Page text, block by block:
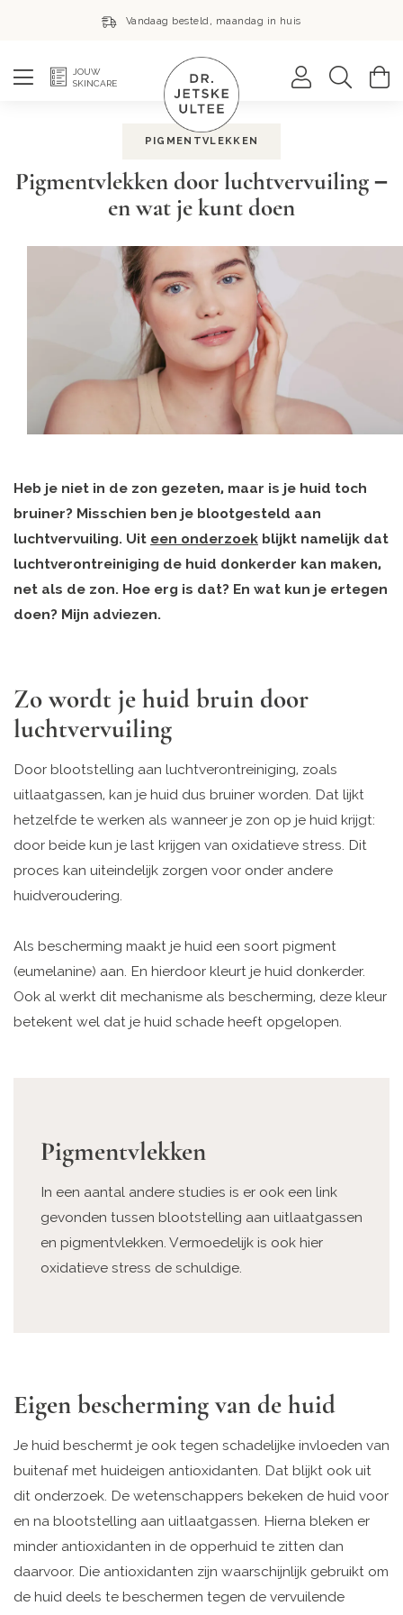
Vandaag besteld, maandag in huis
Zoek
JOUW
SKINCARE
PIGMENTVLEKKEN
Pigmentvlekken door luchtvervuiling –
en wat je kunt doen
Heb je niet in de zon gezeten, maar is je huid toch
bruiner? Misschien ben je blootgesteld aan
luchtvervuiling. Uit een onderzoek blijkt namelijk dat
luchtverontreiniging de huid donkerder kan maken,
net als de zon. Hoe erg is dat? En wat kun je ertegen
doen? Mijn adviezen.
Zo wordt je huid bruin door
luchtvervuiling
Door blootstelling aan luchtverontreiniging, zoals
uitlaatgassen, kan je huid dus bruiner worden. Dat lijkt
hetzelfde te werken als wanneer je zon op je huid krijgt:
door beide kun je last krijgen van oxidatieve stress. Dit
proces kan uiteindelijk zorgen voor onder andere
huidveroudering.
Als bescherming maakt je huid een soort pigment
(eumelanine) aan. En hierdoor kleurt je huid donkerder.
Ook al werkt dit mechanisme als bescherming, deze kleur
betekent wel dat je huid schade heeft opgelopen.
Pigmentvlekken
In een aantal andere studies is er ook een link
gevonden tussen blootstelling aan uitlaatgassen
en pigmentvlekken. Vermoedelijk is ook hier
oxidatieve stress de schuldige.
Eigen bescherming van de huid
Je huid beschermt je ook tegen schadelijke invloeden van
buitenaf met huideigen antioxidanten. Dat blijkt ook uit
dit onderzoek. De wetenschappers bekeken de huid voor
en na blootstelling aan uitlaatgassen. Hierna bleken er
minder antioxidanten in de opperhuid te zitten dan
daarvoor. Die antioxidanten zijn waarschijnlijk gebruikt om
de huid deels te beschermen tegen de vervuilende